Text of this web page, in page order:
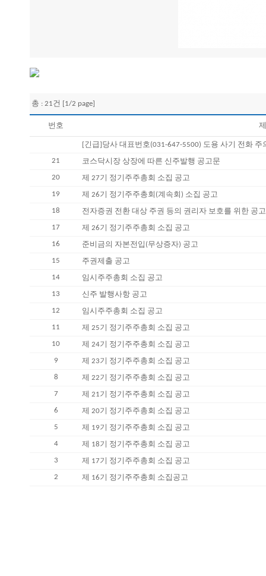
총 : 21건 [1/2 page]
번호
[긴급]당사 대표번호(031-647-5500) 도용 사기 전화 주
21 코스닥시장 상장에 따른 신주발행 공고문
20 제 27기 정기주주총회 소집 공고
19 제 26기 정기주주총회(계속회) 소집 공고
18 전자증권 전환 대상 주권 등의 권리자 보호를 위한 공
17 제 26기 정기주주총회 소집 공고
16 준비금의 자본전입(무상증자) 공고
15 주권제출 공고
14 임시주주총회 소집 공고
13 신주 발행사항 공고
12 임시주주총회 소집 공고
11 제 25기 정기주주총회 소집 공고
10 제 24기 정기주주총회 소집 공고
9 제 23기 정기주주총회 소집 공고
8 제 22기 정기주주총회 소집 공고
7 제 21기 정기주주총회 소집 공고
6 제 20기 정기주주총회 소집 공고
5 제 19기 정기주주총회 소집 공고
4 제 18기 정기주주총회 소집 공고
3 제 17기 정기주주총회 소집 공고
2 제 16기 정기주주총회 소집공고